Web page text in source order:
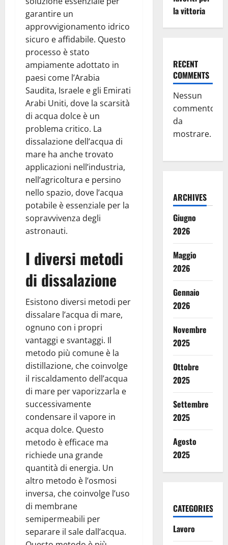
garantire un
approvvigionamento idrico
sicuro e affidabile. Questo
processo è stato
ampiamente adottato in
paesi come l’Arabia
Saudita, Israele e gli Emirati
Arabi Uniti, dove la scarsità
di acqua dolce è un
problema critico. La
dissalazione dell’acqua di
mare ha anche trovato
applicazioni nell’industria,
nell’agricoltura e persino
nello spazio, dove l’acqua
potabile è essenziale per la
sopravvivenza degli
astronauti.
I diversi metodi
di dissalazione
Esistono diversi metodi per
dissalare l’acqua di mare,
ognuno con i propri
vantaggi e svantaggi. Il
metodo più comune è la
distillazione, che coinvolge
il riscaldamento dell’acqua
di mare per vaporizzarla e
successivamente
condensare il vapore in
acqua dolce. Questo
metodo è efficace ma
richiede una grande
quantità di energia. Un
altro metodo è l’osmosi
inversa, che coinvolge l’uso
di membrane
semipermeabili per
separare il sale dall’acqua.
la vittoria
RECENT
COMMENTS
Nessun
commento
da
mostrare.
ARCHIVES
Giugno
2026
Maggio
2026
Gennaio
2026
Novembre
2025
Ottobre
2025
Settembre
2025
Agosto
2025
CATEGORIES
Lavoro